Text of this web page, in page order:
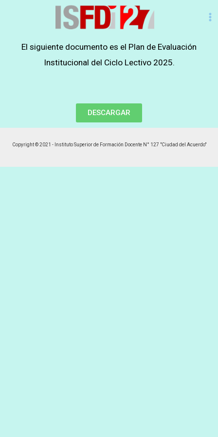
El siguiente documento es el Plan de Evaluación
Institucional del Ciclo Lectivo 2025.
DESCARGAR
Copyright © 2021 - Instituto Superior de Formación Docente N° 127 "Ciudad del Acuerdo"